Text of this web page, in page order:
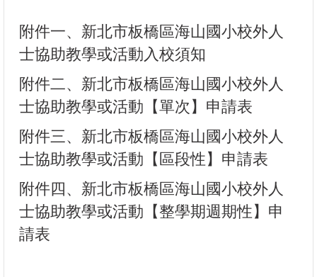
附件一、新北市板橋區海山國小校外人
士協助教學或活動入校須知
附件二、新北市板橋區海山國小校外人
士協助教學或活動【單次】申請表
附件三、新北市板橋區海山國小校外人
士協助教學或活動【區段性】申請表
附件四、新北市板橋區海山國小校外人
士協助教學或活動【整學期週期性】申
請表